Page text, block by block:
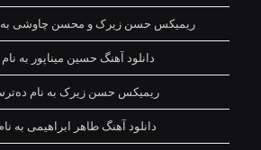
ریمیکس حسن زیرک و محسن چاوشی به نام
دانلود آهنگ حسین میناپور به
ریمیکس حسن زیرک به نام
دانلود آهنگ طاهر ابراهیمی به